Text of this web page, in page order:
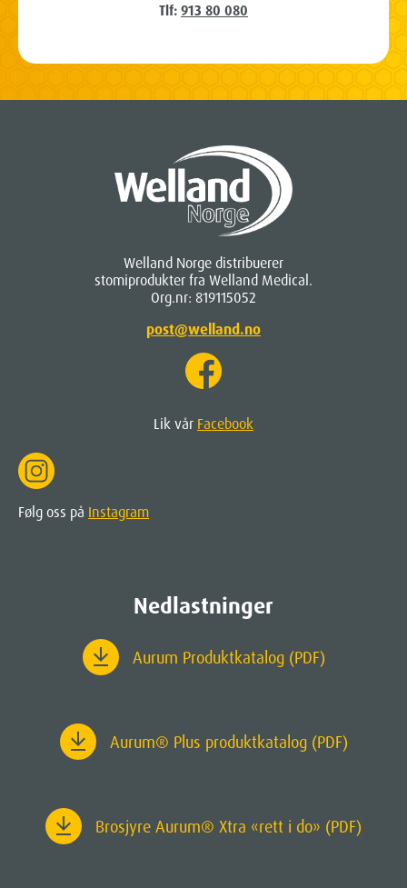
Tlf: 913 80 080
Welland Norge distribuerer
stomiprodukter fra Welland Medical.
Org.nr: 819115052
post@welland.no
Lik vår Facebook
Følg oss på Instagram
Nedlastninger
Aurum Produktkatalog (PDF)
Aurum® Plus produktkatalog (PDF)
Brosjyre Aurum® Xtra «rett i do» (PDF)